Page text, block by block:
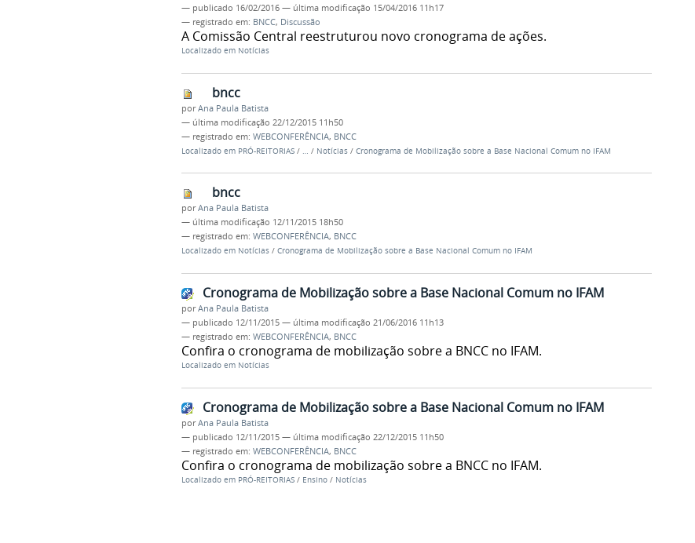
— publicado 16/02/2016 — última modificação 15/04/2016 11h17
— registrado em: BNCC, Discussão
A Comissão Central reestruturou novo cronograma de ações.
Localizado em Notícias
bncc
porAna Paula Batista
— última modificação 22/12/2015 11h50
— registrado em: WEBCONFERÊNCIA, BNCC
Localizado em PRÓ-REITORIAS / … / Notícias / Cronograma de Mobilização sobre a Base Nacional Comum no IFAM
bncc
porAna Paula Batista
— última modificação 12/11/2015 18h50
— registrado em: WEBCONFERÊNCIA, BNCC
Localizado em Notícias / Cronograma de Mobilização sobre a Base Nacional Comum no IFAM
Cronograma de Mobilização sobre a Base Nacional Comum no IFAM
porAna Paula Batista
— publicado 12/11/2015 — última modificação 21/06/2016 11h13
— registrado em: WEBCONFERÊNCIA, BNCC
Confira o cronograma de mobilização sobre a BNCC no IFAM.
Localizado em Notícias
Cronograma de Mobilização sobre a Base Nacional Comum no IFAM
porAna Paula Batista
— publicado 12/11/2015 — última modificação 22/12/2015 11h50
— registrado em: WEBCONFERÊNCIA, BNCC
Confira o cronograma de mobilização sobre a BNCC no IFAM.
Localizado em PRÓ-REITORIAS / Ensino / Notícias